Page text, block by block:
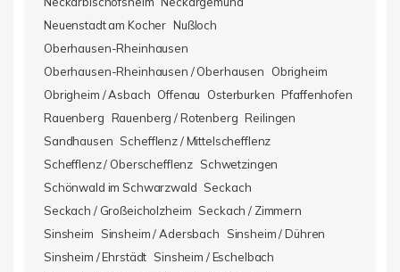
Neuenstadt am Kocher Nußloch
Oberhausen-Rheinhausen
Oberhausen-Rheinhausen / Oberhausen
Obrigheim
Obrigheim / Asbach Offenau Osterburken Pfaffenhofen
Rauenberg Rauenberg / Rotenberg Reilingen
Sandhausen Schefflenz / Mittelschefflenz
Schefflenz / Oberschefflenz Schwetzingen
Schönwald im Schwarzwald Seckach
Seckach / Großeicholzheim Seckach / Zimmern
Sinsheim
Sinsheim / Adersbach
Sinsheim / Dühren
Sinsheim / Ehrstädt Sinsheim / Eschelbach